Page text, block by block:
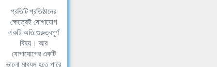
প্রতিটি প্রতিষ্ঠানের
ক্ষেত্রেই যোগাযোগ
একটি অতি গুরুত্বপূর্ণ
বিষয়। আর
যোগাযোগের একটি
ভালো মাধ্যম হতে পারে